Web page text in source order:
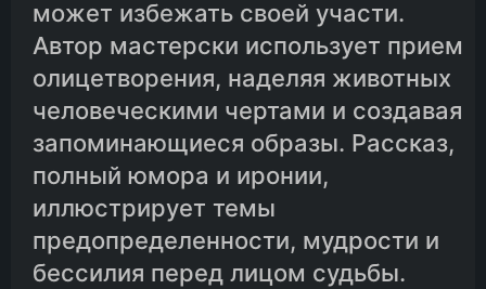
может избежать своей участи.
Автор мастерски использует прием
олицетворения, наделяя животных
человеческими чертами и создавая
запоминающиеся образы. Рассказ,
полный юмора и иронии,
иллюстрирует темы
предопределенности, мудрости и
бессилия перед лицом судьбы.